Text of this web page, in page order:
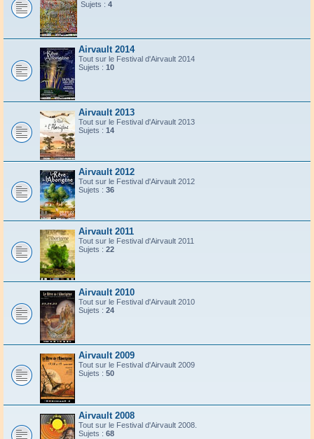
Sujets : 4
Airvault 2014
Tout sur le Festival d'Airvault 2014
Sujets : 10
Airvault 2013
Tout sur le Festival d'Airvault 2013
Sujets : 14
Airvault 2012
Tout sur le Festival d'Airvault 2012
Sujets : 36
Airvault 2011
Tout sur le Festival d'Airvault 2011
Sujets : 22
Airvault 2010
Tout sur le Festival d'Airvault 2010
Sujets : 24
Airvault 2009
Tout sur le Festival d'Airvault 2009
Sujets : 50
Airvault 2008
Tout sur le Festival d'Airvault 2008.
Sujets : 68